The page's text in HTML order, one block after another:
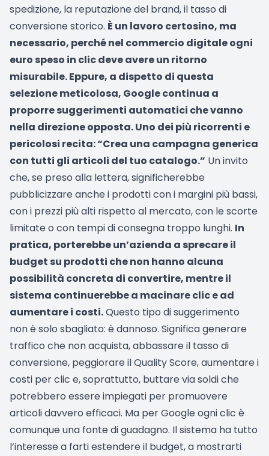
spedizione, la reputazione del brand, il tasso di
conversione storico. È un lavoro certosino, ma
necessario, perché nel commercio digitale ogni
euro speso in clic deve avere un ritorno
misurabile. Eppure, a dispetto di questa
selezione meticolosa, Google continua a
proporre suggerimenti automatici che vanno
nella direzione opposta. Uno dei più ricorrenti e
pericolosi recita: “Crea una campagna generica
con tutti gli articoli del tuo catalogo.” Un invito
che, se preso alla lettera, significherebbe
pubblicizzare anche i prodotti con i margini più bassi,
con i prezzi più alti rispetto al mercato, con le scorte
limitate o con tempi di consegna troppo lunghi. In
pratica, porterebbe un’azienda a sprecare il
budget su prodotti che non hanno alcuna
possibilità concreta di convertire, mentre il
sistema continuerebbe a macinare clic e ad
aumentare i costi.Questo tipo di suggerimento
non è solo sbagliato: è dannoso. Significa generare
traffico che non acquista, abbassare il tasso di
conversione, peggiorare il Quality Score, aumentare i
costi per clic e, soprattutto, buttare via soldi che
potrebbero essere impiegati per promuovere
articoli davvero efficaci. Ma per Google ogni clic è
comunque una fonte di guadagno. Il sistema ha tutto
l’interesse a farti estendere il budget, a mostrarti